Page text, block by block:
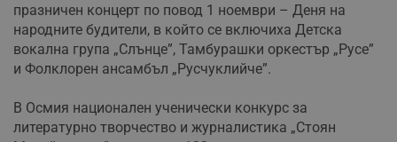
празничен концерт по повод 1 ноември – Деня на
народните будители, в който се включиха Детска
вокална група „Слънце”, Тамбурашки оркестър „Русе”
и Фолклорен ансамбъл „Русчуклийче”.
В Осмия национален ученически конкурс за
литературно творчество и журналистика „Стоян